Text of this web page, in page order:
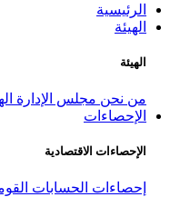
الرئيسية
الهيئة
الهيئة
من نحن مجلس الإدارة
الإحصاءات
الإحصاءات الاقتصادية
إحصاءات الحسابات